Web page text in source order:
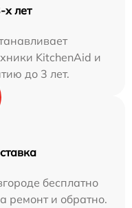
х лет
KitchenAid и
до 3 лет.
бесплатно
ремонт и обратно.